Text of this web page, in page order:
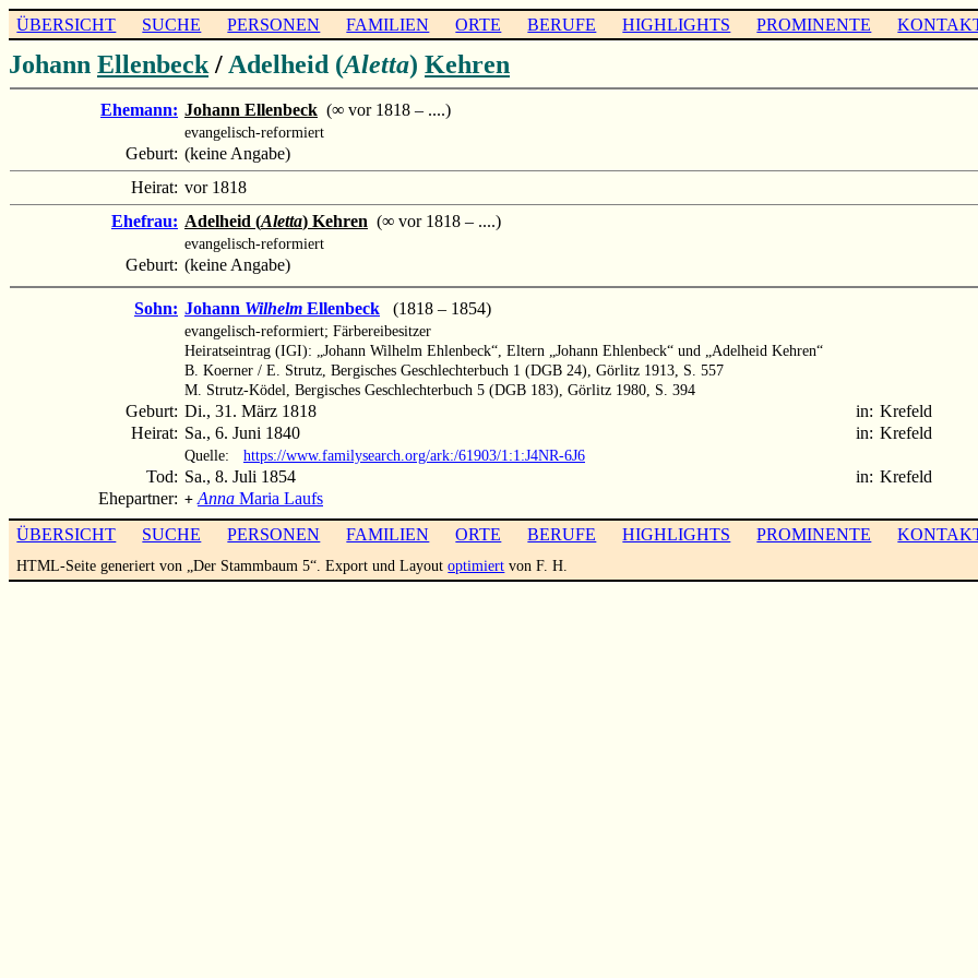
ÜBERSICHT SUCHE PERSONEN FAMILIEN ORTE BERUFE HIGHLIGHTS PROMINENTE
Johann Ellenbeck / Adelheid (Aletta) Kehren
Ehemann: Johann Ellenbeck (∞ vor 1818 – ....)
evangelisch-reformiert
Geburt: (keine Angabe)
Heirat: vor 1818
Ehefrau: Adelheid (Aletta) Kehren (∞ vor 1818 – ....)
evangelisch-reformiert
Geburt: (keine Angabe)
Sohn: Johann Wilhelm Ellenbeck (1818 – 1854)
evangelisch-reformiert; Färbereibesitzer
Heiratseintrag (IGI): „Johann Wilhelm Ehlenbeck“, Eltern „Johann Ehlenbeck“ und „Adelheid Kehren“
B. Koerner / E. Strutz, Bergisches Geschlechterbuch 1 (DGB 24), Görlitz 1913, S. 557
M. Strutz-Ködel, Bergisches Geschlechterbuch 5 (DGB 183), Görlitz 1980, S. 394
Geburt: Di., 31. März 1818 in: Krefeld
Heirat: Sa., 6. Juni 1840 in: Krefeld
Quelle: https://www.familysearch.org/ark:/61903/1:1:J4NR-6J6
Tod: Sa., 8. Juli 1854 in: Krefeld
Ehepartner: + Anna Maria Laufs
ÜBERSICHT
SUCHE PERSONEN FAMILIEN ORTE BERUFE HIGHLIGHTS PROMINENTE
HTML-Seite generiert von „Der Stammbaum 5“. Export und Layoutoptimiert von F. H.